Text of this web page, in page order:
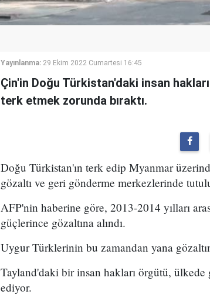
Yayınlanma: 29 Ekim 2022 Cumartesi 16:45
Çin'in Doğu Türkistan'daki insan
terk etmek zorunda bıraktı.
Doğu Türkistan'ın terk edip Myanmar
gözaltı ve geri gönderme merkezlerinde
AFP'nin haberine göre, 2013-2014 yılları
güçlerince gözaltına alındı.
Uygur Türklerinin bu zamandan yana
Tayland'daki bir insan hakları örgütü,
ediyor.